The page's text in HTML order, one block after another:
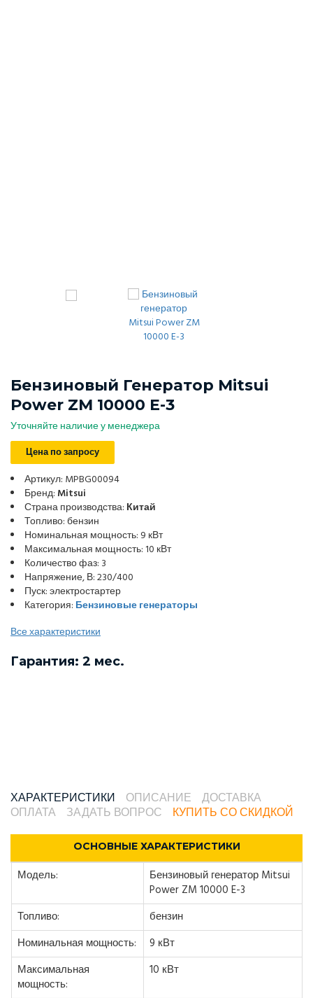
Бензиновый Генератор Mitsui
Power ZM 10000 E-3
Уточняйте наличие у менеджера
Цена по запросу
Артикул: MPBG00094
Бренд: Mitsui
Страна производства: Китай
Топливо: бензин
Номинальная мощность: 9 кВт
Максимальная мощность: 10 кВт
Количество фаз: 3
Напряжение, В: 230/400
Пуск: электростартер
Категория: Бензиновые генераторы
Все характеристики
Гарантия: 2 мес.
ХАРАКТЕРИСТИКИ ОПИСАНИЕ
ДОСТАВКА
ОПЛАТА
ЗАДАТЬ ВОПРОС КУПИТЬ СО СКИДКОЙ
ОСНОВНЫЕ ХАРАКТЕРИСТИКИ
Модель:
Бензиновый генератор Mitsui
Power ZM 10000 E-3
Топливо:
бензин
Номинальная мощность:
9 кВт
Максимальная
мощность:
10 кВт